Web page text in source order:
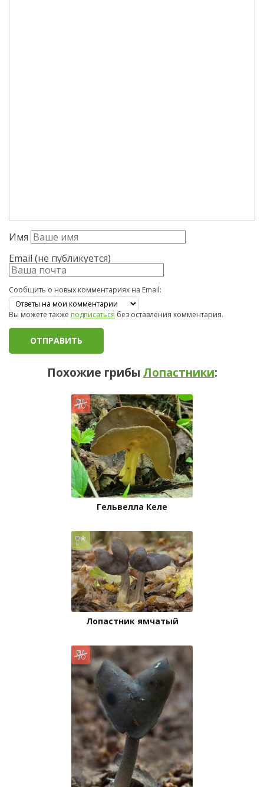
Имя
Email (не публикуется)
Сообщить о новых комментариях на Email:
Вы можете такжеподписатьсябез оставления комментария.
Похожие грибы Лопастники:
Гельвелла Келе
Лопастник ямчатый